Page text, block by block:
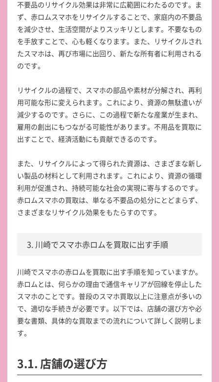
不要品のリサイクル効果は非常に広範囲にわたるのです。ま
ず、赤ロムスマホをリサイクルすることで、家庭内の不要品
を減少させ、生活空間がよりスッキリとします。不要なもの
を手放すことで、心も軽くなります。また、リサイクルされ
たスマホは、再び市場に出回り、新たな所有者に利用される
のです。
リサイクルの過程で、スマホの部品や素材が分解され、再利
用可能な形に変えられます。これにより、資源の無駄遣いが
減少するのです。さらに、この過程で新たな産業が生まれ、
雇用の創出にもつながる可能性があります。不用品を買取に
出すことで、経済活動にも貢献できるのです。
また、リサイクルによって得られた資源は、さまざまな新し
い製品の材料として利用されます。これにより、資源の循環
利用が促進され、持続可能な社会の実現に寄与するのです。
赤ロムスマホの買取は、単なる不要品の処分にとどまらず、
さまざまなリサイクル効果をもたらすのです。
3. 川崎でスマホ赤ロムを買取に出す手順
川崎でスマホの赤ロムを買取に出す手順を知っていますか。
赤ロムとは、何らかの理由で通信キャリアが回線を停止した
スマホのことです。普段のスマホ買取以上に注意点が多いの
で、適切な手続きが必要です。以下では、店舗の選び方や必
要な書類、具体的な買取までの流れについて詳しく説明しま
す。
3.1. 店舗の選び方